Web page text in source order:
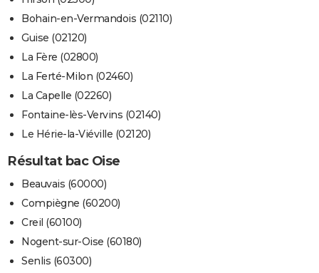
Bohain-en-Vermandois (02110)
Guise (02120)
La Fère (02800)
La Ferté-Milon (02460)
La Capelle (02260)
Fontaine-lès-Vervins (02140)
Le Hérie-la-Viéville (02120)
Résultat bac Oise
Beauvais (60000)
Compiègne (60200)
Creil (60100)
Nogent-sur-Oise (60180)
Senlis (60300)